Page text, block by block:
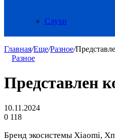
Слухи
Главная/Еще/Разное/
Разное
Представлен
10.11.2024
0 118
Бренд экосистемы Xiaomi,